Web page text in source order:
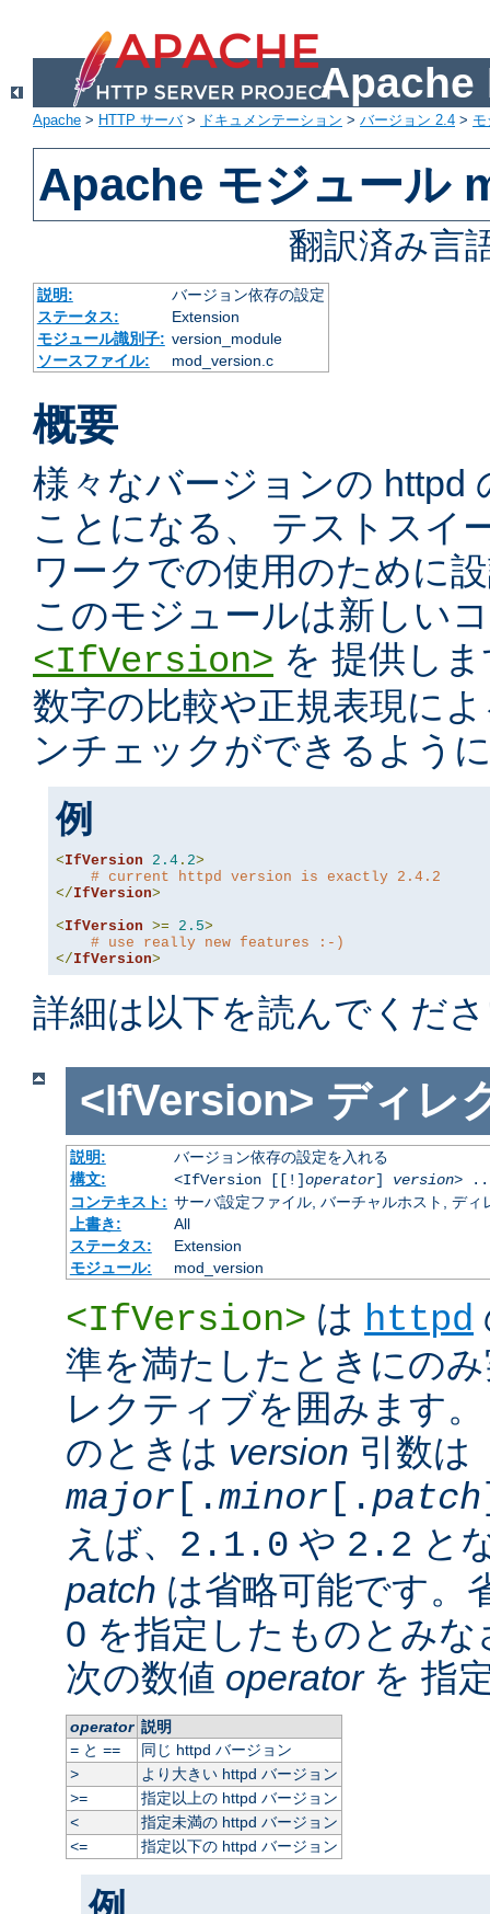
Apache
Apache > HTTP サーバ> ドキュメンテーション > バージョン 2.4 >
Apache モジュール
翻訳済み言
説明:
バージョン依存の設定
ステータス:
Extension
モジュール識別子: version_module
ソースファイル:
mod_version.c
概要
様々なバージョンの httpd
ことになる、 テストスイ
ワークでの使用のために
このモジュールは新しい
<IfVersion> を 提供し
数字の比較や正規表現に
ンチェックができるよう
例
<IfVersion 2.4 . 2>
# current httpd version is exactly 2.4.2
</IfVersion>
<IfVersion >= 2.5>
# use really new features :-)
</IfVersion>
詳細は以下を読んでくだ
<IfVersion> ディレ
説明:
バージョン依存の設定を入れる
構文:
<IfVersion [[!]operator] version>
コンテキスト: サーバ設定ファイル, バーチャルホスト, ディ
上書き:
All
ステータス:
Extension
モジュール:
mod_version
<IfVersion> は httpd
準を満たしたときにの
レクティブを囲みます
のときは version 引数は
major [.minor [. patch
えば、 2.1.0 や 2.2 と
patch は省略可能です。
0 を指定したものとみ
次の数値 operatorを 指
operator 説明
=と ==
同じ httpd バージョン
>
より大きい httpd バージョン
>=
指定以上の httpd バージョン
<
指定未満の httpd バージョン
<=
指定以下の httpd バージョン